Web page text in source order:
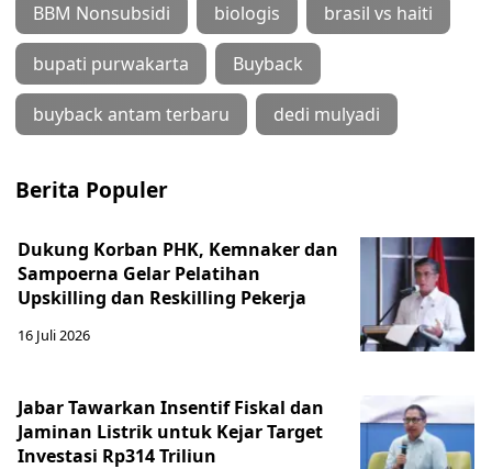
BBM Nonsubsidi biologis brasil vs haiti
bupati purwakarta Buyback
buyback antam terbaru dedi mulyadi
Berita Populer
Dukung Korban PHK, Kemnaker dan
Sampoerna Gelar Pelatihan
Upskilling dan Reskilling Pekerja
16 Juli 2026
Jabar Tawarkan Insentif Fiskal dan
Jaminan Listrik untuk Kejar Target
Investasi Rp314 Triliun